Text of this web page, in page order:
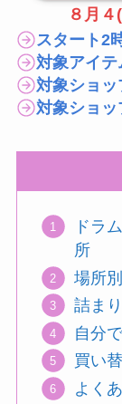
８月
スタート2
対象アイ
対象ショ
対象ショッ
ドラ
所
場所
詰ま
自分
買い
よく